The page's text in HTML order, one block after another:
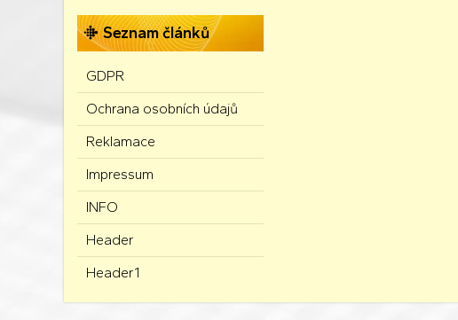
Seznam článků
GDPR
Ochrana osobních údajů
Reklamace
Impressum
INFO
Header
Header1